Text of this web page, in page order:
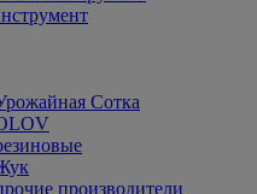
Сотка
производители